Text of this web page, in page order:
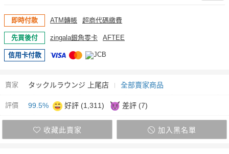
即時付款 ATM轉帳 超商代碼繳費
先買後付 zingala銀角零卡 AFTEE
信用卡付款
賣家 タックルラウンジ 上尾店 全部賣家商品
評價 99.5% 好評 (1,311) 差評 (7)
收藏此賣家 加入黑名單